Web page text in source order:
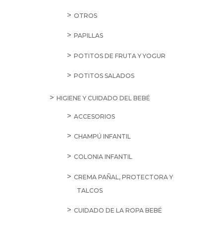
OTROS
PAPILLAS
POTITOS DE FRUTA Y YOGUR
POTITOS SALADOS
HIGIENE Y CUIDADO DEL BEBÉ
ACCESORIOS
CHAMPÚ INFANTIL
COLONIA INFANTIL
CREMA PAÑAL, PROTECTORA Y
TALCOS
CUIDADO DE LA ROPA BEBÉ